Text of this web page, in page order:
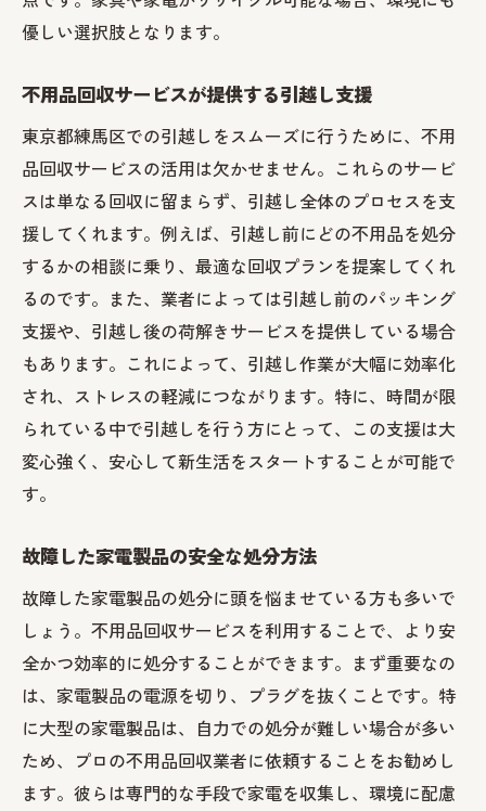
優しい選択肢となります。
不用品回収サービスが提供する引越し支援
東京都練馬区での引越しをスムーズに行うために、不用
品回収サービスの活用は欠かせません。これらのサービ
スは単なる回収に留まらず、引越し全体のプロセスを支
援してくれます。例えば、引越し前にどの不用品を処分
するかの相談に乗り、最適な回収プランを提案してくれ
るのです。また、業者によっては引越し前のパッキング
支援や、引越し後の荷解きサービスを提供している場合
もあります。これによって、引越し作業が大幅に効率化
され、ストレスの軽減につながります。特に、時間が限
られている中で引越しを行う方にとって、この支援は大
変心強く、安心して新生活をスタートすることが可能で
す。
故障した家電製品の安全な処分方法
故障した家電製品の処分に頭を悩ませている方も多いで
しょう。不用品回収サービスを利用することで、より安
全かつ効率的に処分することができます。まず重要なの
は、家電製品の電源を切り、プラグを抜くことです。特
に大型の家電製品は、自力での処分が難しい場合が多い
ため、プロの不用品回収業者に依頼することをお勧めし
ます。彼らは専門的な手段で家電を収集し、環境に配慮